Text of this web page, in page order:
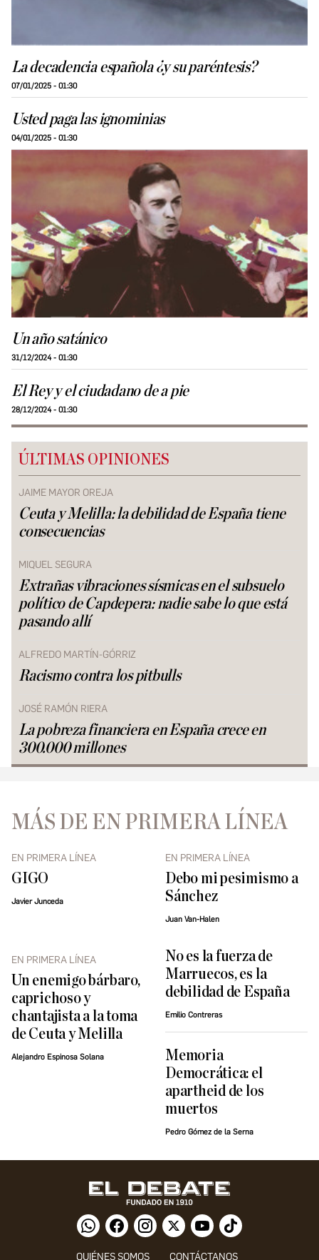
La decadencia española ¿y su paréntesis?
07/01/2025 - 01:30
Usted paga las ignominias
04/01/2025 - 01:30
Un año satánico
31/12/2024 - 01:30
El Rey y el ciudadano de a pie
28/12/2024 - 01:30
ÚLTIMAS OPINIONES
JAIME MAYOR OREJA
Ceuta y Melilla: la debilidad de España tiene
consecuencias
MIQUEL SEGURA
Extrañas vibraciones sísmicas en el subsuelo
político de Capdepera: nadie sabe lo que está
pasando allí
ALFREDO MARTÍN-GÓRRIZ
Racismo contra los pitbulls
JOSÉ RAMÓN RIERA
La pobreza financiera en España crece en
300.000 millones
MÁS DE EN PRIMERA LÍNEA
EN PRIMERA LÍNEA
GIGO
Javier Junceda
EN PRIMERA LÍNEA
Debo mi pesimismo a
Sánchez
Juan Van-Halen
EN PRIMERA LÍNEA
Un enemigo bárbaro,
caprichoso y
chantajista a la toma
de Ceuta y Melilla
Alejandro Espinosa Solana
No es la fuerza de
Marruecos, es la
debilidad de España
Emilio Contreras
Memoria
Democrática: el
apartheid de los
muertos
Pedro Gómez de la Serna
QUIÉNES SOMOS CONTÁCTANOS